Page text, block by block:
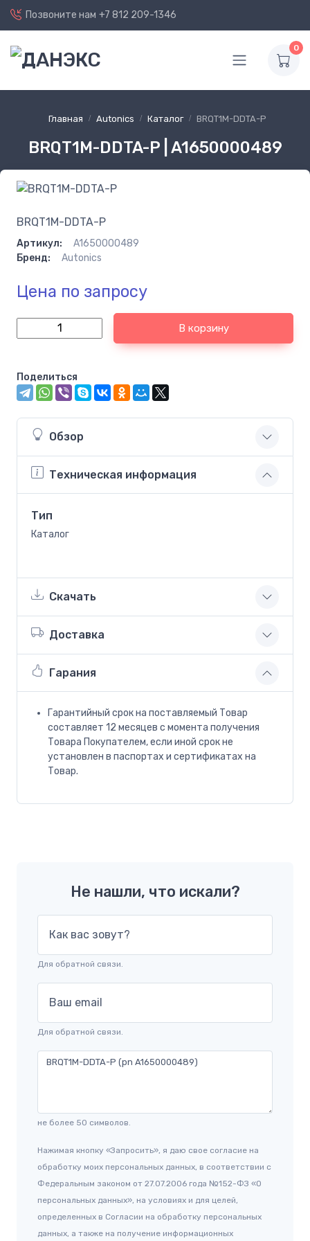
Позвоните нам +7 812 209-1346
0
Главная Autonics Каталог BRQT1M-DDTA-P
BRQT1M-DDTA-P | A1650000489
BRQT1M-DDTA-P
Артикул:
A1650000489
Бренд:
Autonics
Цена по запросу
В корзину
Поделиться
Обзор
Техническая информация
Тип
Каталог
Скачать
Доставка
Гарания
Гарантийный срок на поставляемый Товар
составляет 12 месяцев с момента получения
Товара Покупателем, если иной срок не
установлен в паспортах и сертификатах на
Товар.
Не нашли, что искали?
Как вас зовут?
Для обратной связи.
Ваш email
Для обратной связи.
не более 50 символов.
Нажимая кнопку «Запросить», я даю свое согласие на
обработку моих персональных данных, в соответствии с
Федеральным законом от 27.07.2006 года №152-ФЗ «О
персональных данных», на условиях и для целей,
определенных в Согласии на обработку персональных
данных, а также на получение информационных